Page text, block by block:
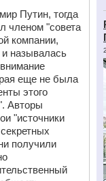
Путин, тогда
членом "совета
компании,
называлась
еще не была
этого
Авторы
"источники
получили